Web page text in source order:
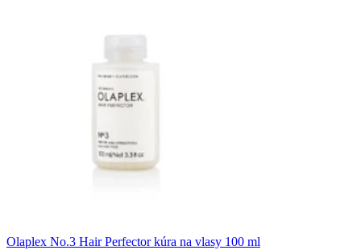
Olaplex No.3 Hair Perfector kúra na vlasy 100 ml